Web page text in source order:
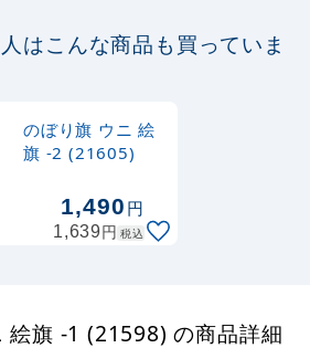
竿 オリジナルのぼりポール
367円 税抜
403 税込
2,552円 税込
はこんな商品も買っていま
のぼり旗 ウニ 絵
旗 -2 (21605)
1,490円
1,639円 税込
絵旗 -1 (21598) の商品詳細